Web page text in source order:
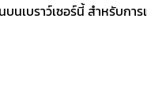
นเบราว์เซอร์นี้ สำหรับกา